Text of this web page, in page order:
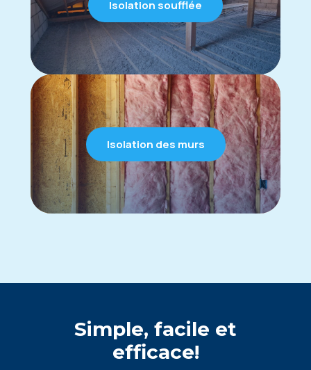
Isolation soufflée
Isolation des murs
Simple, facile et
efficace!